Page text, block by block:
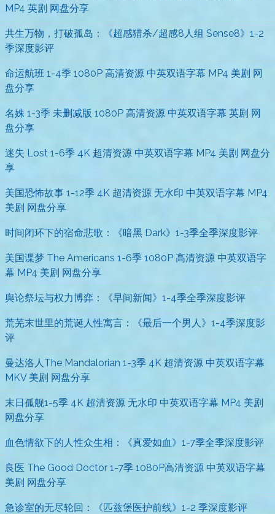
MP4 英剧 网盘分享
共生万物，打破孤岛：《超感猎杀/超感8人组 Sense8》1-2
季深度影评
命运航班 1-4季 1080P 高清资源 中英双语字幕 MP4 美剧 网
盘分享
名姝 1-3季 未删减版 1080P 高清资源 中英双语字幕 英剧 网
盘分享
迷失 Lost 1-6季 4K 超清资源 中英双语字幕 MP4 美剧 网盘分
享
美国恐怖故事 1-12季 4K 超清资源 无水印 中英双语字幕 MP4
美剧 网盘分享
时间闭环下的宿命悲歌：《暗黑 Dark》1-3季全季深度影评
美国谍梦 The Americans 1-6季 1080P 高清资源 中英双语字
幕 MP4 美剧 网盘分享
舆论祭坛与权力博弈：《早间新闻》1-4季全季深度影评
荒芜末世里的荒诞人性寓言：《最后一个男人》1-4季深度影
评
曼达洛人The Mandalorian 1-3季 4K 超清资源 中英双语字幕
MKV 美剧 网盘分享
末日孤舰1-5季 4K 超清资源 无水印 中英双语字幕 MP4 美剧
网盘分享
血色情欲下的人性众生相：《真爱如血》1-7季全季深度影评
良医 The Good Doctor 1-7季 1080P高清资源 中英双语字幕
美剧 网盘分享
急诊室的无尽轮回：《匹兹堡医护前线》1-2 季深度影评